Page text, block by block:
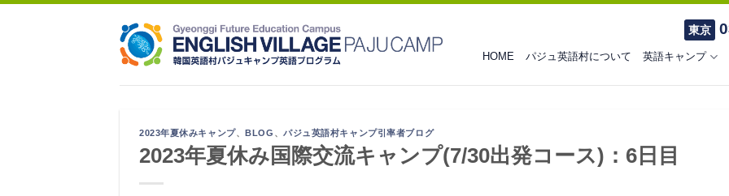
東京
HOME パジュ英語村について 英語キャンプ
2023年夏休みキャンプ、BLOG 、パジュ英語村キャンプ引率者ブログ
2023年夏休み国際交流キャンプ(7/30出発コース)：6日目